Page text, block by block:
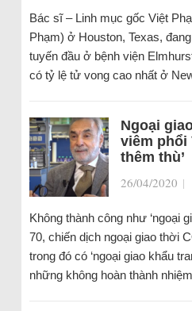
Bác sĩ – Linh mục gốc Việt
Phạm) ở Houston, Texas,
tuyến đầu ở bệnh viện
có tỷ lệ tử vong cao nhất ở
Ngoại
viêm phổi
thêm thù’
26/04/2020 |
Không thành công như ‘ngoại
70, chiến dịch ngoại giao thời
trong đó có ‘ngoại giao khẩu
những không hoàn thành